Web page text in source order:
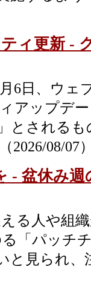
ィ更新 -
6日、ウェ
アップデ
とされる
2026/08/07
- 盆休み
る人や組
「パッチ
と見られ、